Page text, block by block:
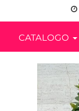
CATALOGO